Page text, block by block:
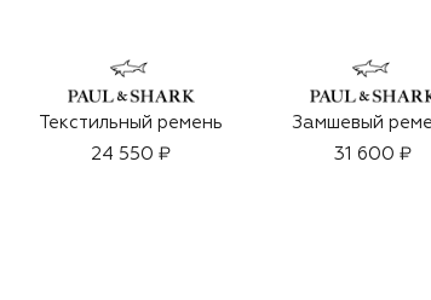
Текстильный ремень
24 550 ₽
Замшевый
31 600 ₽